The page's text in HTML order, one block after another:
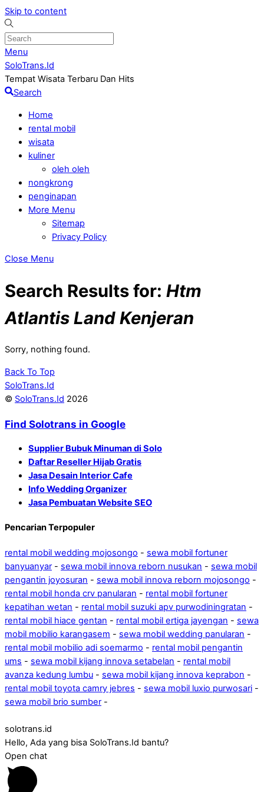
Skip to content
Menu
SoloTrans.Id
Tempat Wisata Terbaru Dan Hits
Search
Home
rental mobil
wisata
kuliner
oleh oleh
nongkrong
penginapan
More Menu
Sitemap
Privacy Policy
Close Menu
Search Results for: Htm
Atlantis Land Kenjeran
Sorry, nothing found.
Back To Top
SoloTrans.Id
© SoloTrans.Id 2026
Find Solotrans in Google
Supplier Bubuk Minuman di Solo
Daftar Reseller Hijab Gratis
Jasa Desain Interior Cafe
Info Wedding Organizer
Jasa Pembuatan Website SEO
Pencarian Terpopuler
rental mobil wedding mojosongo - sewa mobil fortuner
banyuanyar - sewa mobil innova reborn nusukan - sewa mobil
pengantin joyosuran - sewa mobil innova reborn mojosongo -
rental mobil honda crv panularan - rental mobil fortuner
kepatihan wetan - rental mobil suzuki apv purwodiningratan -
rental mobil hiace gentan - rental mobil ertiga jayengan - sewa
mobil mobilio karangasem - sewa mobil wedding panularan -
rental mobil mobilio adi soemarmo - rental mobil pengantin
ums - sewa mobil kijang innova setabelan - rental mobil
avanza kedung lumbu - sewa mobil kijang innova keprabon -
rental mobil toyota camry jebres - sewa mobil luxio purwosari -
sewa mobil brio sumber -
solotrans.id
Hello, Ada yang bisa SoloTrans.Id bantu?
Open chat